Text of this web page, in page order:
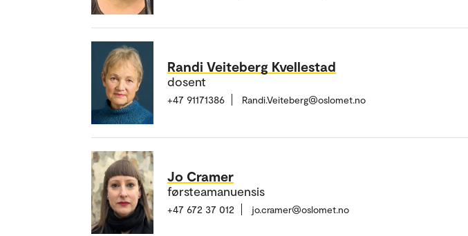
Randi Veiteberg Kvellestad
dosent
+47 91171386 Randi.Veiteberg@oslomet.no
Jo Cramer
førsteamanuensis
+47 672 37 012 jo.cramer@oslomet.no